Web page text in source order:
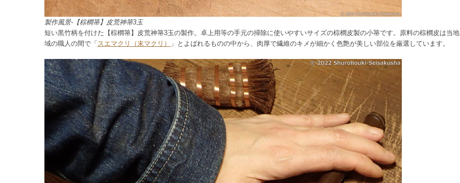
製作風景-【棕櫚箒】皮荒神箒3玉
短い黒竹柄を付けた【棕櫚箒】皮荒神箒3玉の製作。卓上用等の手元の掃除に使いやすいサイズの棕櫚皮製の小箒です。原料の棕櫚皮は当地
域の職人の間で「 スエマクリ（末マクリ） 」とよばれるものの中から、肉厚で繊維のキメが細かく色艶が美しい部位を厳選しています。